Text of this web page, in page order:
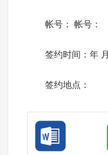
帐号： 帐号：
签约时间：年
签约地点：